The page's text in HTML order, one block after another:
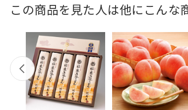
この商品を見た人は他にこんな